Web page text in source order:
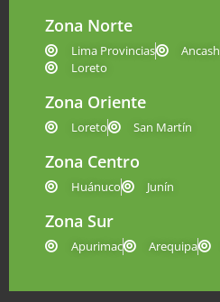
Zona Norte
Lima Provincias Ancash
Loreto
Zona Oriente
Loreto San Martín
Zona Centro
Huánuco Junín
Zona Sur
Apurimac Arequipa